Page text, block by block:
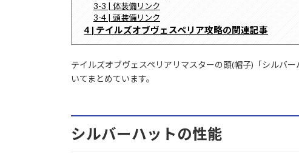
3-3 | 体装備リンク
3-4 | 頭装備リンク
4 | テイルズオブヴェスペリア攻略の関連記事
テイルズオブヴェスペリアリマスターの頭(帽子)「シルバ
いてまとめています。
シルバーハットの性能